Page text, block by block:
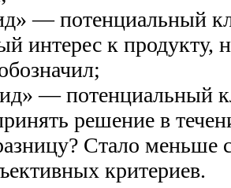
— потенциальный
интерес к продукту,
— потенциальный
решение в
Стало меньше
критериев.